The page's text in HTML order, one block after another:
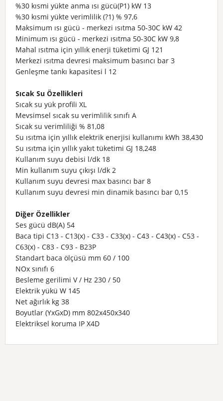
%30 kısmi yükte anma ısı gücü(P1) kW 13
%30 kısmi yükte verimlilik (?1) % 97,6
Maksimum ısı gücü - merkezi ısıtma 50-30C kW 42
Minimum ısı gücü - merkezi ısıtma 50-30C kW 9,8
Mahal ısıtma için yıllık enerji tüketimi GJ 121
Merkezi ısıtma devresi maksimum basıncı bar 3
Genleşme tankı kapasitesi l 12
Sıcak Su Özellikleri
Sıcak su yük profili XL
Mevsimsel sıcak su verimlilik sınıfı A
Sıcak su verimliliği % 81,08
Su ısıtma için yıllık elektrik enerjisi kullanımı kWh 38,430
Su ısıtma için yıllık yakıt tüketimi GJ 18,248
Kullanım suyu debisi l/dk 18
Min kullanım suyu çıkışı l/dk 2
Kullanım suyu devresi max basıncı bar 8
Kullanım suyu devresi min dinamik basıncı bar 0,15
Diğer Özellikler
Ses gücü dB(A) 54
Baca tipi C13 - C13(x) - C33 - C33(x) - C43 - C43(x) - C53 -
C63(x) - C83 - C93 - B23P
Standart baca ölçüsü mm 60 / 100
NOx sınıfı 6
Besleme gerilimi V / Hz 230 / 50
Elektrik yükü W 145
Net ağırlık kg 38
Boyutlar (YxGxD) mm 802x450x340
Elektriksel koruma IP X4D